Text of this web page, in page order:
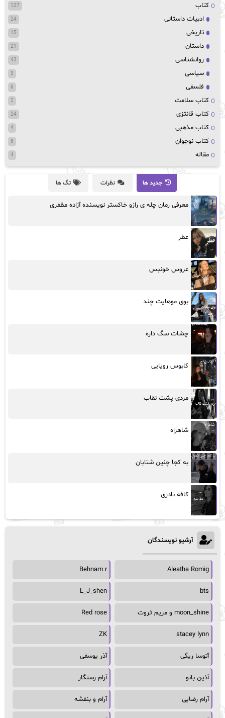
کتاب 127
ادبیات داستانی 24
تاریخی 15
داستان 21
روانشناسی 43
سیاسی 3
فلسفی 6
کتاب سلامت 2
کتاب قانتزی 24
کتاب مذهبی 4
کتاب نوجوان 8
مقاله 4
جدید ها نظرات تگ ها
معرفی رمان چله ی رازو خاکستر نویسنده آزاده مظفری
عطر
عروس خونبس
بوی موهایت چند
چشات سگ داره
کابوس رویایی
مردی پشت نقاب
شاهراه
به کجا چنین شتابان
کافه نادری
آرشیو نویسندگان
Aleatha Romig
Behnam r
bts
L_J_shen
moon_shine و مریم ثروت Red rose
stacey lynn
ZK
آتوسا ریگی آذر یوسفی
آذین بانو آرام رستگار
آرام رضایی آرام و بنفشه